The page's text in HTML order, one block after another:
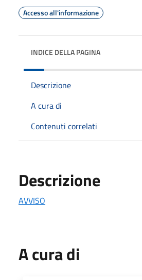
Accesso all'informazione
INDICE DELLA PAGINA
Descrizione
A cura di
Contenuti correlati
Descrizione
AVVISO
A cura di